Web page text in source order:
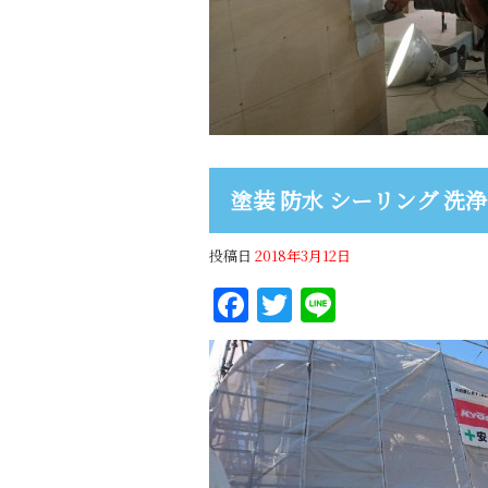
塗装 防水 シーリング 洗
投稿日 2018年3月12日
Facebook
Twitter